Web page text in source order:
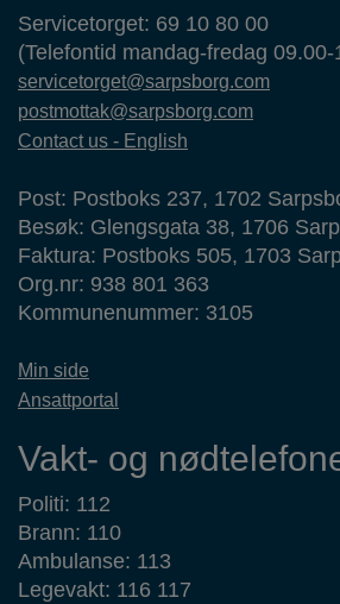
Servicetorget: 69 10 80 00
(Telefontid mandag-fredag 09.00-
servicetorget@sarpsborg.com
postmottak@sarpsborg.com
Contact us - English
Post: Postboks 237, 1702
Besøk: Glengsgata 38, 1706
Faktura: Postboks 505, 1703
Org.nr: 938 801 363
Kommunenummer: 3105
Min side
Ansattportal
Vakt- og
Politi: 112
Brann: 110
Ambulanse: 113
Legevakt: 116 117